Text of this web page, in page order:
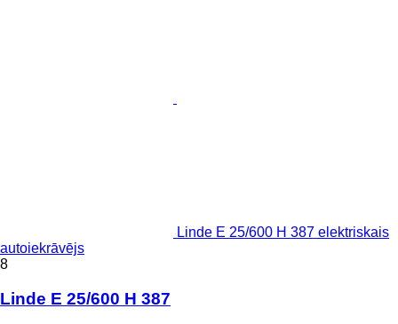
Linde E 25/600 H 387 elektriskais
autoiekrāvējs
8
Linde E 25/600 H 387